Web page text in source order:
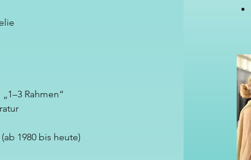
Rahmen“
1980 bis heute)